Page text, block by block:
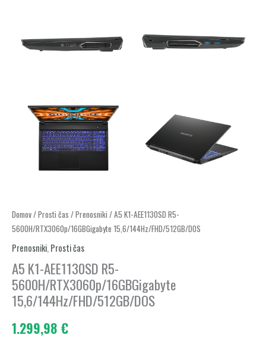
Domov/Prosti čas /Prenosniki / A5 K1-AEE1130SD R5-
5600H/RTX3060p/16GBGigabyte 15,6/144Hz/FHD/512GB/DOS
Prenosniki, Prosti čas
A5 K1-AEE1130SD R5-
5600H/RTX3060p/16GBGigabyte
15,6/144Hz/FHD/512GB/DOS
1.299,98 €